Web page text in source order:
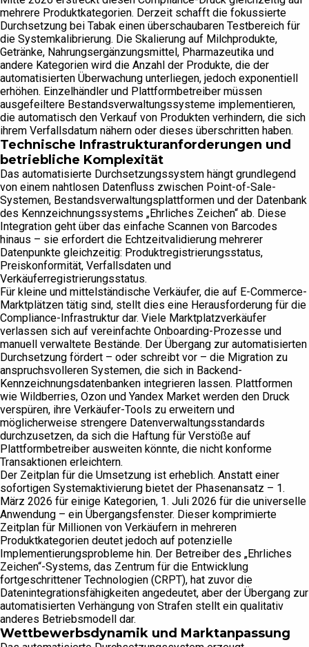
mehrere Produktkategorien. Derzeit schafft die fokussierte
Durchsetzung bei Tabak einen überschaubaren Testbereich für
die Systemkalibrierung. Die Skalierung auf Milchprodukte,
Getränke, Nahrungsergänzungsmittel, Pharmazeutika und
andere Kategorien wird die Anzahl der Produkte, die der
automatisierten Überwachung unterliegen, jedoch exponentiell
erhöhen. Einzelhändler und Plattformbetreiber müssen
ausgefeiltere Bestandsverwaltungssysteme implementieren,
die automatisch den Verkauf von Produkten verhindern, die sich
ihrem Verfallsdatum nähern oder dieses überschritten haben.
Technische Infrastrukturanforderungen und
betriebliche Komplexität
Das automatisierte Durchsetzungssystem hängt grundlegend
von einem nahtlosen Datenfluss zwischen Point-of-Sale-
Systemen, Bestandsverwaltungsplattformen und der Datenbank
des Kennzeichnungssystems „Ehrliches Zeichen“ ab. Diese
Integration geht über das einfache Scannen von Barcodes
hinaus – sie erfordert die Echtzeitvalidierung mehrerer
Datenpunkte gleichzeitig: Produktregistrierungsstatus,
Preiskonformität, Verfallsdaten und
Verkäuferregistrierungsstatus.
Für kleine und mittelständische Verkäufer, die auf E-Commerce-
Marktplätzen tätig sind, stellt dies eine Herausforderung für die
Compliance-Infrastruktur dar. Viele Marktplatzverkäufer
verlassen sich auf vereinfachte Onboarding-Prozesse und
manuell verwaltete Bestände. Der Übergang zur automatisierten
Durchsetzung fördert – oder schreibt vor – die Migration zu
anspruchsvolleren Systemen, die sich in Backend-
Kennzeichnungsdatenbanken integrieren lassen. Plattformen
wie Wildberries, Ozon und Yandex Market werden den Druck
verspüren, ihre Verkäufer-Tools zu erweitern und
möglicherweise strengere Datenverwaltungsstandards
durchzusetzen, da sich die Haftung für Verstöße auf
Plattformbetreiber ausweiten könnte, die nicht konforme
Transaktionen erleichtern.
Der Zeitplan für die Umsetzung ist erheblich. Anstatt einer
sofortigen Systemaktivierung bietet der Phasenansatz – 1.
März 2026 für einige Kategorien, 1. Juli 2026 für die universelle
Anwendung – ein Übergangsfenster. Dieser komprimierte
Zeitplan für Millionen von Verkäufern in mehreren
Produktkategorien deutet jedoch auf potenzielle
Implementierungsprobleme hin. Der Betreiber des „Ehrliches
Zeichen“-Systems, das Zentrum für die Entwicklung
fortgeschrittener Technologien (CRPT), hat zuvor die
Datenintegrationsfähigkeiten angedeutet, aber der Übergang zur
automatisierten Verhängung von Strafen stellt ein qualitativ
anderes Betriebsmodell dar.
Wettbewerbsdynamik und Marktanpassung